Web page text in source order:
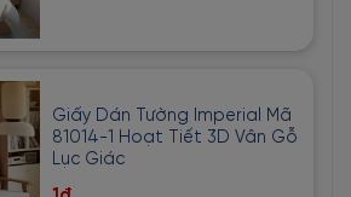
Giấy Dán Tường Imperial Mã
81014-1 Hoạt Tiết 3D Vân Gỗ
Lục Giác